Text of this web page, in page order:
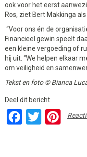
ook voor het eerst
Ros, ziet Bert Makkinga
“Voor ons én de
Financieel gewin speelt
een kleine vergoeding of
hij uit. “We helpen elkaar
om veiligheid en
Tekst en foto © Bianca
Deel dit bericht.